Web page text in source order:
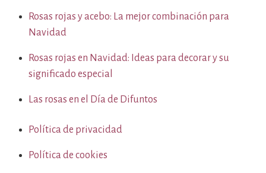
Rosas rojas y acebo: La mejor combinación para
Navidad
Rosas rojas en Navidad: Ideas para decorar y su
significado especial
Las rosas en el Día de Difuntos
Política de privacidad
Política de cookies